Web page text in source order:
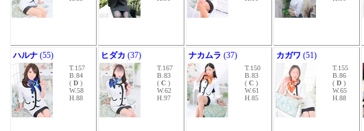
ハルナ (55)
T.157
B.84
( D )
W.58
H.88
ヒダカ (37)
T.167
B.83
( C )
W.62
H.97
ナカムラ (37)
T.150
B.83
( C )
W.61
H.85
カガワ (51)
T.155
B.86
( D )
W.65
H.88